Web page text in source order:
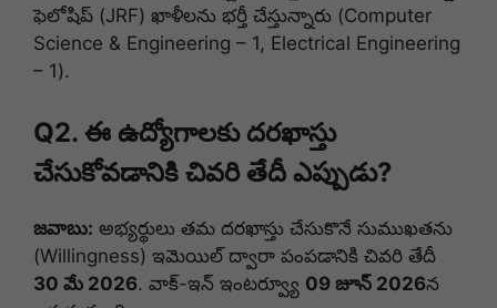
ఫెలోషిప్ (JRF) ఖాళీలను భర్తీ చేస్తున్నారు (Computer
Science & Engineering – 1, Electrical Engineering
– 1).
Q2. ఈ ఉద్యోగాలకు దరఖాస్తు
చేసుకోవడానికి చివరి తేదీ ఎప్పుడు?
జవాబు: అభ్యర్థులు తమ దరఖాస్తు చేసుకొనే సుముఖతను
(Willingness) ఇమెయిల్ ద్వారా పంపడానికి చివరి తేదీ
30 మే 2026. వాక్-ఇన్ ఇంటర్వ్యూ 09 జూన్ 2026న